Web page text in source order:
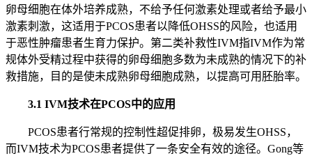
卵母细胞在体外培养成熟，不给予任何激素处理或者给予最小
激素刺激，这适用于PCOS患者以降低OHSS的风险，也适用
于恶性肿瘤患者生育力保护。第二类补救性IVM指IVM作为常
规体外受精过程中获得的卵母细胞多数为未成熟的情况下的补
救措施，目的是使未成熟卵母细胞成熟，以提高可用胚胎率。
3.1 IVM技术在PCOS中的应用
PCOS患者行常规的控制性超促排卵，极易发生OHSS，
而IVM技术为PCOS患者提供了一条安全有效的途径。Gong等